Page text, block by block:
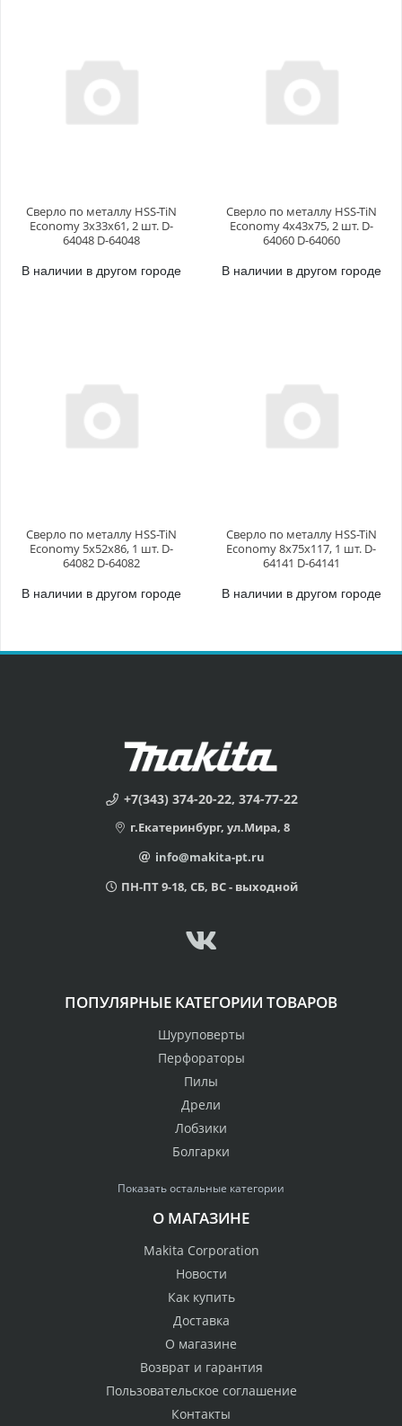
Сверло по металлу HSS-TiN
Economy 3х33x61, 2 шт. D-
64048 D-64048
В наличии в другом городе
Сверло по металлу HSS-TiN
Economy 4х43x75, 2 шт. D-
64060 D-64060
В наличии в другом городе
Сверло по металлу HSS-TiN
Economy 5х52x86, 1 шт. D-
64082 D-64082
В наличии в другом городе
Сверло по металлу HSS-TiN
Economy 8х75x117, 1 шт. D-
64141 D-64141
В наличии в другом городе
+7(343) 374-20-22, 374-77-22
г.Екатеринбург, ул.Мира, 8
info@makita-pt.ru
ПН-ПТ 9-18, СБ, ВС - выходной
ПОПУЛЯРНЫЕ КАТЕГОРИИ ТОВАРОВ
Шуруповерты
Перфораторы
Пилы
Дрели
Лобзики
Болгарки
Показать остальные категории
О МАГАЗИНЕ
Makita Corporation
Новости
Как купить
Доставка
О магазине
Возврат и гарантия
Пользовательское соглашение
Контакты